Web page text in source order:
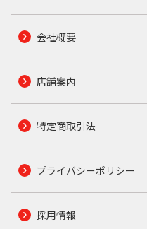
会社概要
店舗案内
特定商取引法
プライバシーポリシー
採用情報